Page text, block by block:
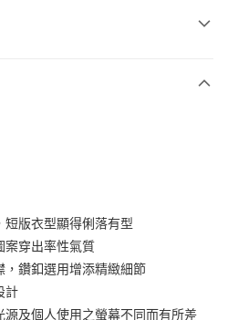
台北富邦商業銀行
兆豐國際商業銀行
台中商業銀行
版衣型顯得俐落有型
案穿出率性氣質
鑽釦選用增添精緻細節
計
源及個人使用之螢幕不同而有所差